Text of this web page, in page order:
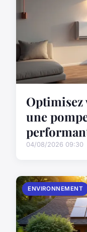
Optimisez
une
04/08/2026 09:30
ENVIRONNEMENT